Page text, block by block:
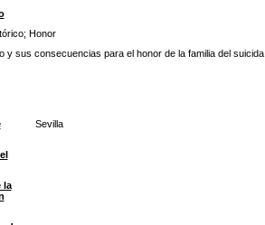
; Honor
y sus consecuencias para el honor de la familia del suicida.
Sevilla
la